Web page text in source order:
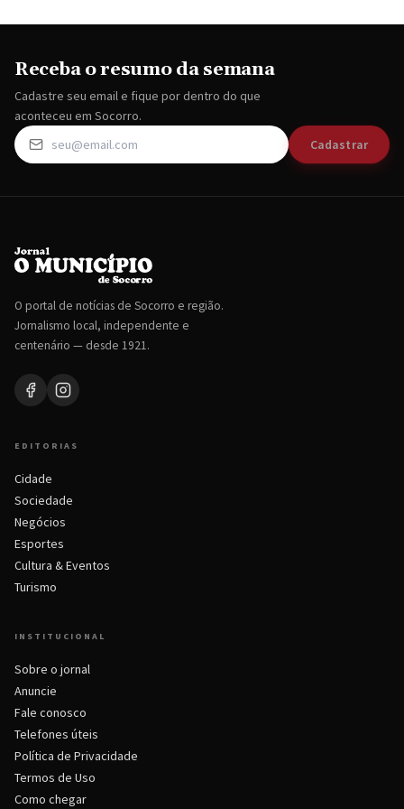
Receba o resumo da semana
Cadastre seu email e fique por dentro do que
aconteceu em Socorro.
Cadastrar
O portal de notícias de Socorro e região.
Jornalismo local, independente e
centenário — desde 1921.
EDITORIAS
Cidade
Sociedade
Negócios
Esportes
Cultura & Eventos
Turismo
INSTITUCIONAL
Sobre o jornal
Anuncie
Fale conosco
Telefones úteis
Política de Privacidade
Termos de Uso
Como chegar